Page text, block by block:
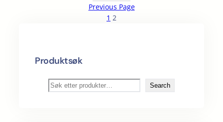
Previous Page
1 2
Produktsøk
ø
Search